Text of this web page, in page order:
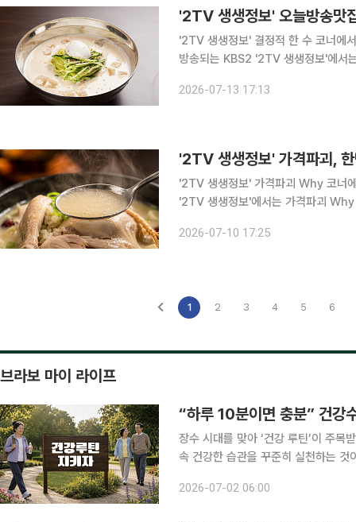
'2TV 생생정보' 결정적 한 수 코너에
방송되는 KBS2 '2TV 생생정보'에
는 고소한 콩국수를 대표 메뉴로 선보
2026-07-13 17:13
'2TV 생생정보' 가격파괴,
'2TV 생생정보' 가격파괴 Why 코너에서 삼계
'2TV 생생정보'에서는 가격파괴 Why
있다. 한 방문자는 포털 사이트 리뷰
2026-07-10 17:25
1 2 3 4 5 6
브라보 마이 라이프
“하루 10분이면 충분” 건강
장수 시대를 맞아 ‘건강 루틴’이 주목
속 건강한 습관을 꾸준히 실천하는
호 인터뷰 참고)는 퇴직 후 50대에 지
2026-07-02 06:00